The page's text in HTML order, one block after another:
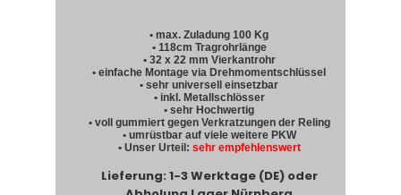
• max. Zuladung 100 Kg
• 118cm Tragrohrlänge
• 32 x 22 mm Vierkantrohr
• einfache Montage via Drehmomentschlüssel
• sehr universell einsetzbar
• inkl. Metallschlösser
• sehr Hochwertig
• voll gummiert gegen Verkratzungen der Reling
• umrüstbar auf viele weitere PKW
• Unser Urteil: sehr empfehlenswert
Lieferung: 1-3 Werktage (DE) oder